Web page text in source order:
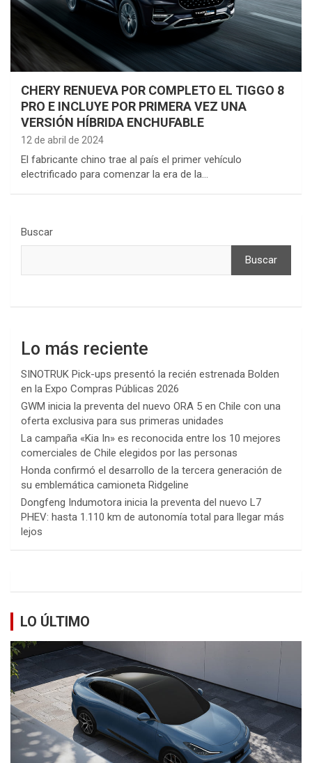
CHERY RENUEVA POR COMPLETO EL TIGGO 8
PRO E INCLUYE POR PRIMERA VEZ UNA
VERSIÓN HÍBRIDA ENCHUFABLE
12 de abril de 2024
El fabricante chino trae al país el primer vehículo
electrificado para comenzar la era de la…
Buscar
Buscar
Lo más reciente
SINOTRUK Pick-ups presentó la recién estrenada Bolden
en la Expo Compras Públicas 2026
GWM inicia la preventa del nuevo ORA 5 en Chile con una
oferta exclusiva para sus primeras unidades
La campaña «Kia In» es reconocida entre los 10 mejores
comerciales de Chile elegidos por las personas
Honda confirmó el desarrollo de la tercera generación de
su emblemática camioneta Ridgeline
Dongfeng Indumotora inicia la preventa del nuevo L7
PHEV: hasta 1.110 km de autonomía total para llegar más
lejos
LO ÚLTIMO